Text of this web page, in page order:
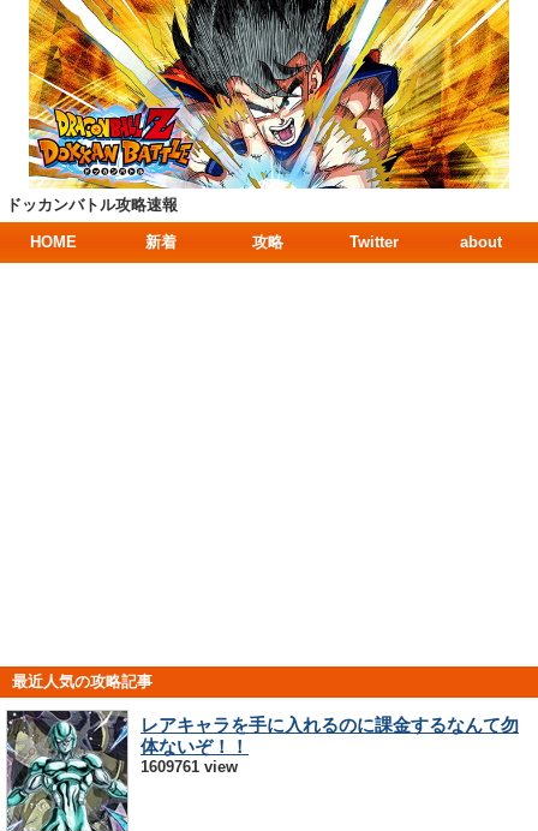
ドッカンバトル攻略速報
HOME 新着 攻略 Twitter about
最近人気の攻略記事
レアキャラを手に入れるのに課金するなんて勿
体ないぞ！！
1609761 view